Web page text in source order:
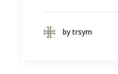
by trsym